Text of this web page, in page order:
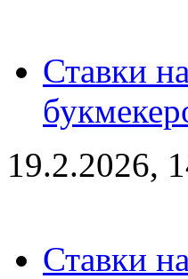
Ставки
19.2.2026,
Ставки